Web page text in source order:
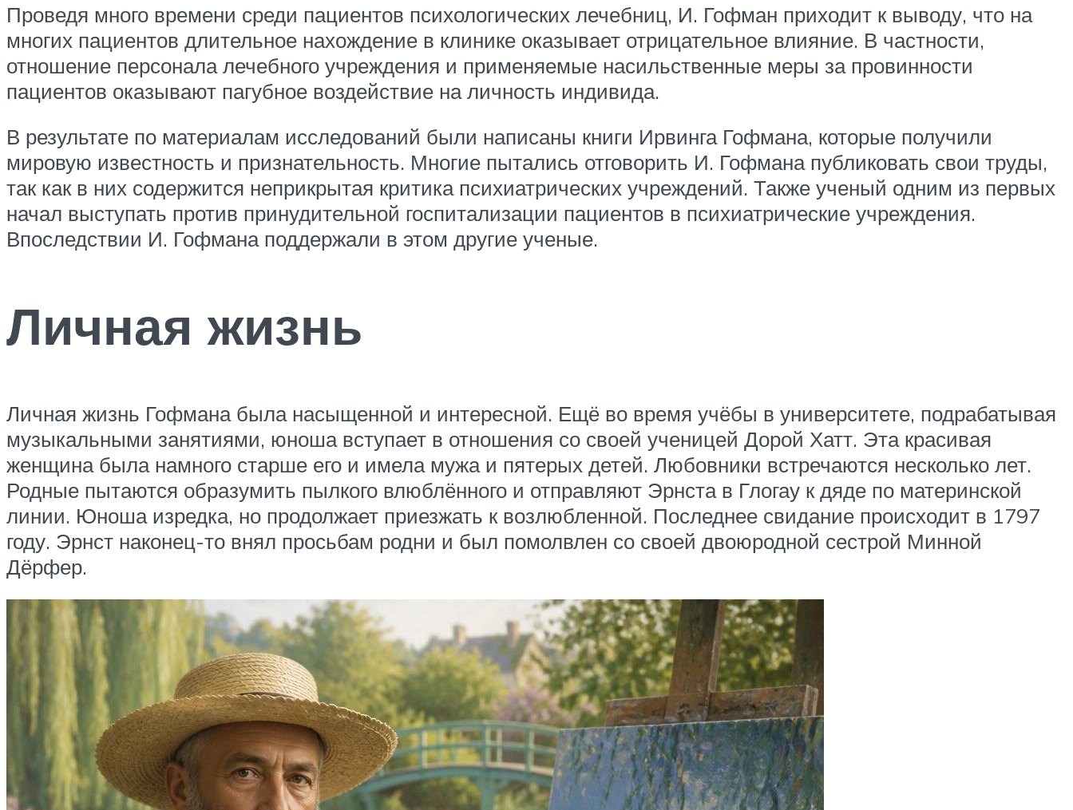
Проведя много времени среди пациентов психологических лечебниц, И. Гофман приходит к выводу, что на
многих пациентов длительное нахождение в клинике оказывает отрицательное влияние. В частности,
отношение персонала лечебного учреждения и применяемые насильственные меры за провинности
пациентов оказывают пагубное воздействие на личность индивида.
В результате по материалам исследований были написаны книги Ирвинга Гофмана, которые получили
мировую известность и признательность. Многие пытались отговорить И. Гофмана публиковать свои труды,
так как в них содержится неприкрытая критика психиатрических учреждений. Также ученый одним из первых
начал выступать против принудительной госпитализации пациентов в психиатрические учреждения.
Впоследствии И. Гофмана поддержали в этом другие ученые.
Личная жизнь
Личная жизнь Гофмана была насыщенной и интересной. Ещё во время учёбы в университете, подрабатывая
музыкальными занятиями, юноша вступает в отношения со своей ученицей Дорой Хатт. Эта красивая
женщина была намного старше его и имела мужа и пятерых детей. Любовники встречаются несколько лет.
Родные пытаются образумить пылкого влюблённого и отправляют Эрнста в Глогау к дяде по материнской
линии. Юноша изредка, но продолжает приезжать к возлюбленной. Последнее свидание происходит в 1797
году. Эрнст наконец-то внял просьбам родни и был помолвлен со своей двоюродной сестрой Минной
Дёрфер.